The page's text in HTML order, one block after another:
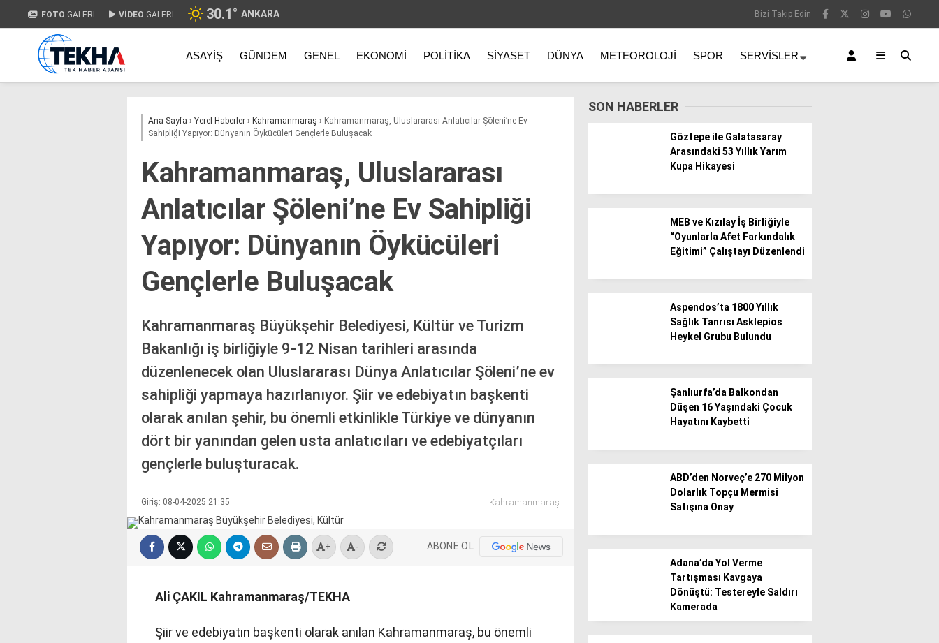
Politika / Siyaset
FOTO GALERİ VİDEO GALERİ 30.1° ANKARA Bizi Takip Edin
ASAYIŞ GÜNDEM GENEL EKONOMI POLITIKA SIYASET DÜNYA METEOROLOJI SPOR SERVISLER
Ana Sayfa › Yerel Haberler › Kahramanmaraş › Kahramanmaraş, Uluslararası Anlatıcılar Şöleni’ne Ev
Sahipliği Yapıyor: Dünyanın Öykücüleri Gençlerle Buluşacak
Kahramanmaraş, Uluslararası
Anlatıcılar Şöleni’ne Ev Sahipliği
Yapıyor: Dünyanın Öykücüleri
Gençlerle Buluşacak
Kahramanmaraş Büyükşehir Belediyesi, Kültür ve Turizm
Bakanlığı iş birliğiyle 9-12 Nisan tarihleri arasında
düzenlenecek olan Uluslararası Dünya Anlatıcılar Şöleni’ne ev
sahipliği yapmaya hazırlanıyor. Şiir ve edebiyatın başkenti
olarak anılan şehir, bu önemli etkinlikle Türkiye ve dünyanın
dört bir yanından gelen usta anlatıcıları ve edebiyatçıları
gençlerle buluşturacak.
Giriş: 08-04-2025 21:35 Kahramanmaraş
+ - ABONE OL
Ali ÇAKIL Kahramanmaraş/TEKHA
Şiir ve edebiyatın başkenti olarak anılan Kahramanmaraş, bu önemli
SON HABERLER
Göztepe ile Galatasaray
Arasındaki 53 Yıllık Yarım
Kupa Hikayesi
MEB ve Kızılay İş Birliğiyle
“Oyunlarla Afet Farkındalık
Eğitimi” Çalıştayı Düzenlendi
Aspendos’ta 1800 Yıllık
Sağlık Tanrısı Asklepios
Heykel Grubu Bulundu
Şanlıurfa’da Balkondan
Düşen 16 Yaşındaki Çocuk
Hayatını Kaybetti
ABD’den Norveç’e 270 Milyon
Dolarlık Topçu Mermisi
Satışına Onay
Adana’da Yol Verme
Tartışması Kavgaya
Dönüştü: Testereyle Saldırı
Kamerada